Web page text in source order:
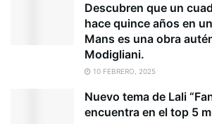
Descubren que un
hace quince años en
Mans es una obra
Modigliani.
10 FEBRERO, 2025
Nuevo tema de Lali
encuentra en el top 5